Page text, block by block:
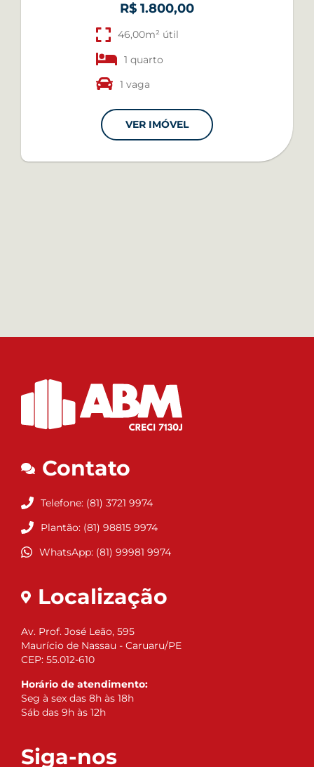
R$ 1.800,00
46,00m² útil
1 quarto
1 vaga
VER IMÓVEL
Contato
Telefone: (81) 3721 9974
Plantão: (81) 98815 9974
WhatsApp: (81) 99981 9974
Localização
Av. Prof. José Leão, 595
Maurício de Nassau - Caruaru/PE
CEP: 55.012-610
Horário de atendimento:
Seg à sex das 8h às 18h
Sáb das 9h às 12h
Siga-nos